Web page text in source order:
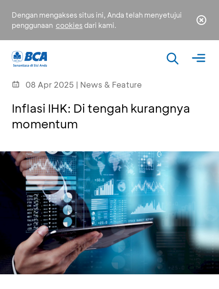
Dengan mengakses situs ini, Anda telah menyetujui
penggunaan cookies dari kami.
08 Apr 2025 | News & Feature
Inflasi IHK: Di tengah kurangnya
momentum